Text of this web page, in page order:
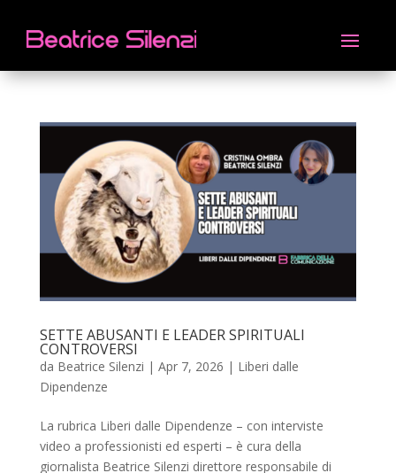
SETTE ABUSANTI E LEADER SPIRITUALI
CONTROVERSI
da Beatrice Silenzi | Apr 7, 2026 | Liberi dalle
Dipendenze
La rubrica Liberi dalle Dipendenze – con interviste
video a professionisti ed esperti – è cura della
giornalista Beatrice Silenzi direttore responsabile di